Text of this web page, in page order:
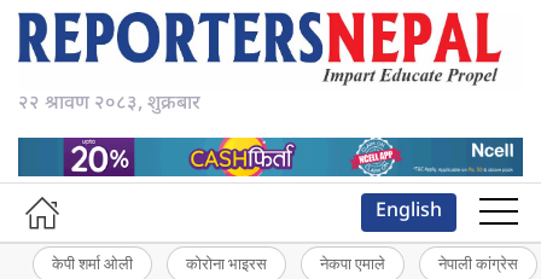
२२ श्रावण २०८३, शुक्रबार
English
केपी शर्मा ओली कोरोना भाइरस नेकपा एमाले नेपाली कांग्रेस